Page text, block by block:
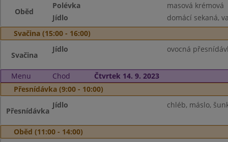
Oběd
Polévka
masová krémová
Jídlo
domácí sekaná,
Svačina (15:00 - 16:00)
Svačina
Jídlo ovocná
Menu Chod
Čtvrtek 14. 9. 2023
Přesnídávka (9:00 - 10:00)
Přesnídávka
Jídlo chléb, máslo,
Oběd (11:00 - 14:00)